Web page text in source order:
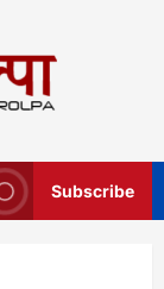
Subscribe